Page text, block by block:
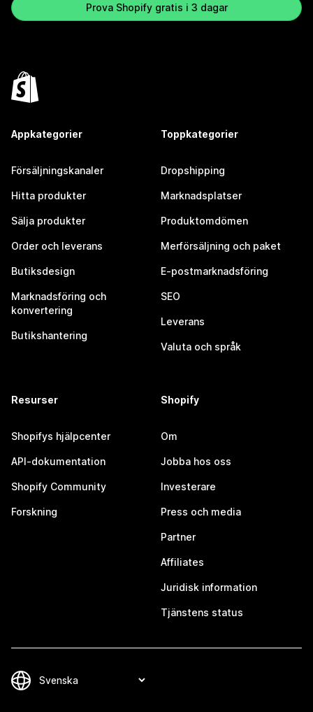
Prova Shopify gratis i 3 dagar
Appkategorier
Försäljningskanaler
Hitta produkter
Sälja produkter
Order och leverans
Butiksdesign
Marknadsföring och
konvertering
Butikshantering
Toppkategorier
Dropshipping
Marknadsplatser
Produktomdömen
Merförsäljning och paket
E-postmarknadsföring
SEO
Leverans
Valuta och språk
Resurser
Shopifys hjälpcenter
API-dokumentation
Shopify Community
Forskning
Shopify
Om
Jobba hos oss
Investerare
Press och media
Partner
Affiliates
Juridisk information
Tjänstens status